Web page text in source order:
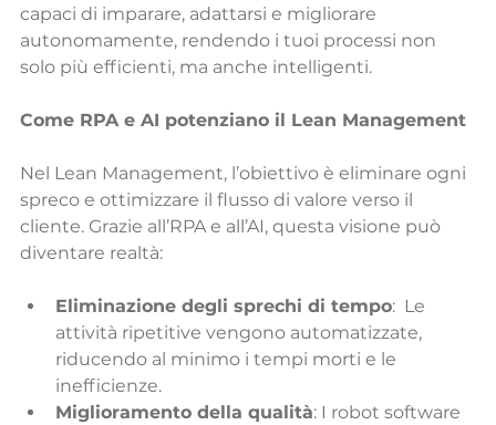
capaci di imparare, adattarsi e migliorare
autonomamente, rendendo i tuoi processi non
solo più efficienti, ma anche intelligenti.
Come RPA e AI potenziano il Lean Management
Nel Lean Management, l’obiettivo è eliminare ogni
spreco e ottimizzare il flusso di valore verso il
cliente. Grazie all’RPA e all’AI, questa visione può
diventare realtà:
Eliminazione degli sprechi di tempo:  Le
attività ripetitive vengono automatizzate,
riducendo al minimo i tempi morti e le
inefficienze.
Miglioramento della qualità: I robot software